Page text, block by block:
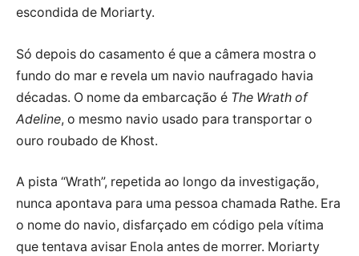
escondida de Moriarty.
Só depois do casamento é que a câmera mostra o
fundo do mar e revela um navio naufragado havia
décadas. O nome da embarcação é The Wrath of
Adeline, o mesmo navio usado para transportar o
ouro roubado de Khost.
A pista “Wrath”, repetida ao longo da investigação,
nunca apontava para uma pessoa chamada Rathe. Era
o nome do navio, disfarçado em código pela vítima
que tentava avisar Enola antes de morrer. Moriarty